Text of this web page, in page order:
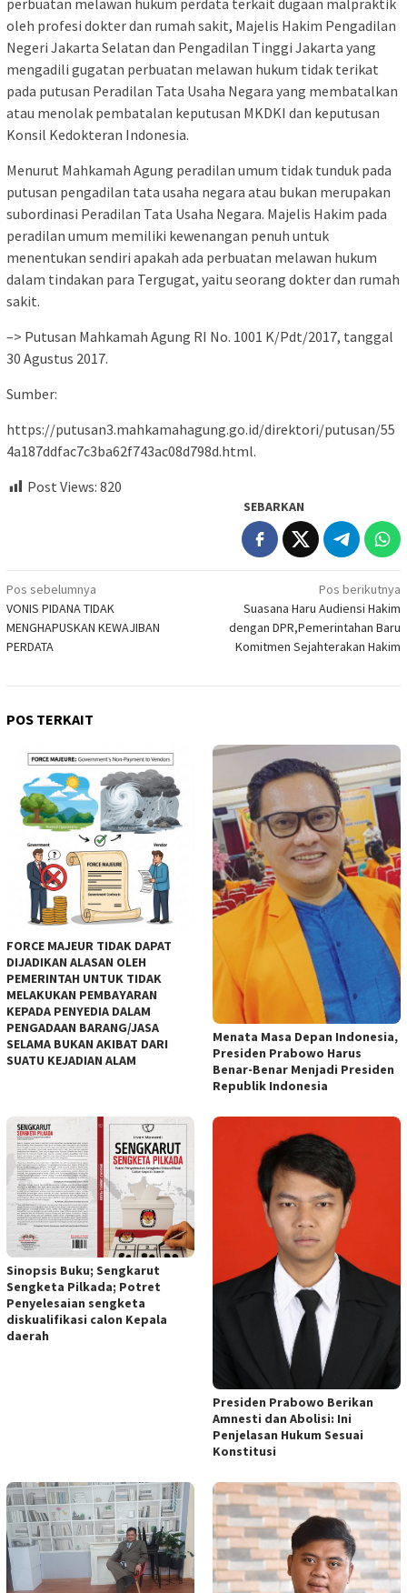
perbuatan melawan hukum perdata terkait dugaan malpraktik
oleh profesi dokter dan rumah sakit, Majelis Hakim Pengadilan
Negeri Jakarta Selatan dan Pengadilan Tinggi Jakarta yang
mengadili gugatan perbuatan melawan hukum tidak terikat
pada putusan Peradilan Tata Usaha Negara yang membatalkan
atau menolak pembatalan keputusan MKDKI dan keputusan
Konsil Kedokteran Indonesia.
Menurut Mahkamah Agung peradilan umum tidak tunduk pada
putusan pengadilan tata usaha negara atau bukan merupakan
subordinasi Peradilan Tata Usaha Negara. Majelis Hakim pada
peradilan umum memiliki kewenangan penuh untuk
menentukan sendiri apakah ada perbuatan melawan hukum
dalam tindakan para Tergugat, yaitu seorang dokter dan rumah
sakit.
–> Putusan Mahkamah Agung RI No. 1001 K/Pdt/2017, tanggal
30 Agustus 2017.
Sumber:
https://putusan3.mahkamahagung.go.id/direktori/putusan/55
4a187ddfac7c3ba62f743ac08d798d.html.
Post Views: 820
SEBARKAN
Navigasi
pos
Pos sebelumnya
VONIS PIDANA TIDAK
MENGHAPUSKAN KEWAJIBAN
PERDATA
Pos berikutnya
Suasana Haru Audiensi Hakim
dengan DPR,Pemerintahan Baru
Komitmen Sejahterakan Hakim
POS TERKAIT
FORCE MAJEUR TIDAK DAPAT
DIJADIKAN ALASAN OLEH
PEMERINTAH UNTUK TIDAK
MELAKUKAN PEMBAYARAN
KEPADA PENYEDIA DALAM
PENGADAAN BARANG/JASA
SELAMA BUKAN AKIBAT DARI
SUATU KEJADIAN ALAM
Menata Masa Depan Indonesia,
Presiden Prabowo Harus
Benar-Benar Menjadi Presiden
Republik Indonesia
Sinopsis Buku; Sengkarut
Sengketa Pilkada; Potret
Penyelesaian sengketa
diskualifikasi calon Kepala
daerah
Presiden Prabowo Berikan
Amnesti dan Abolisi: Ini
Penjelasan Hukum Sesuai
Konstitusi